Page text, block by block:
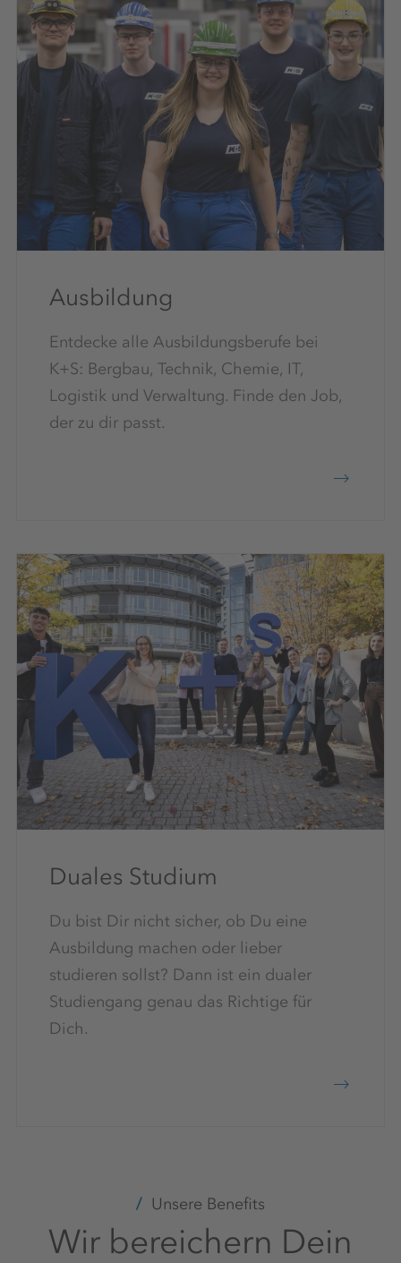
Ausbildung
Entdecke alle Ausbildungsberufe bei
K+S: Bergbau, Technik, Chemie, IT,
Logistik und Verwaltung. Finde den Job,
der zu dir passt.
Duales Studium
Du bist Dir nicht sicher, ob Du eine
Ausbildung machen oder lieber
studieren sollst? Dann ist ein dualer
Studiengang genau das Richtige für
Dich.
Unsere Benefits
Wir bereichern Dein